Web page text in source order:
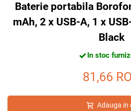
Baterie portabila
mAh, 2 x USB-A, 1 x
Black
In stoc
81,66
Adauga in